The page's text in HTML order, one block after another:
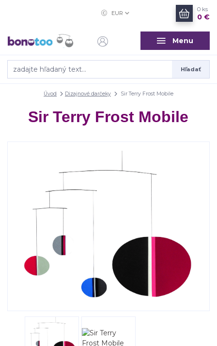
Menu
EUR
Hľadať
0 ks
0 €
Úvod Dizajnové darčeky Sir Terry Frost Mobile
Sir Terry Frost Mobile